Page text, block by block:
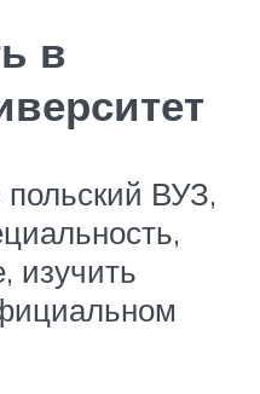
в
ВУЗ,
изучить